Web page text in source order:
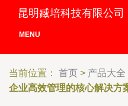
昆明臧培科技有限公司
MENU
当前位置： 首页 > 产品大全
企业高效管理的核心解决方